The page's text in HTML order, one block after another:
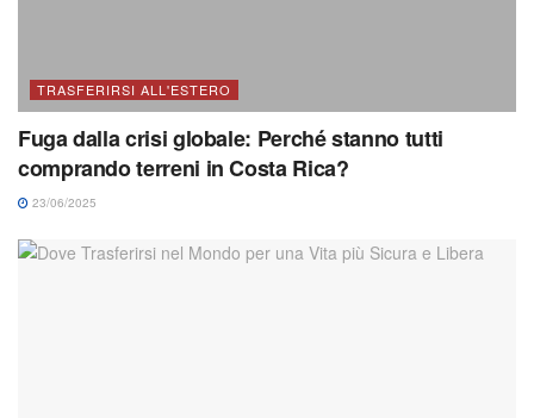
TRASFERIRSI ALL'ESTERO
Fuga dalla crisi globale: Perché stanno tutti
comprando terreni in Costa Rica?
23/06/2025